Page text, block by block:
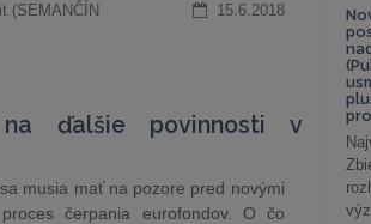
(SEMANČÍN
15.6.2018
na ďalšie povinnosti v
musia mať na pozore pred novými
čerpania eurofondov. O čo